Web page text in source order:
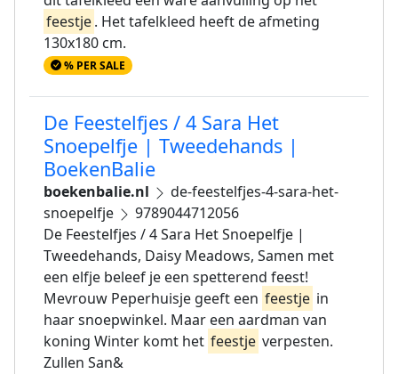
feestje. Het tafelkleed heeft de afmeting
130x180 cm.
% PER SALE
De Feestelfjes / 4 Sara Het
Snoepelfje | Tweedehands |
BoekenBalie
boekenbalie.nl
de-feestelfjes-4-sara-het-
snoepelfje
9789044712056
De Feestelfjes / 4 Sara Het Snoepelfje |
Tweedehands, Daisy Meadows, Samen met
een elfje beleef je een spetterend feest!
Mevrouw Peperhuisje geeft een feestje in
haar snoepwinkel. Maar een aardman van
koning Winter komt het feestje verpesten.
Zullen San&